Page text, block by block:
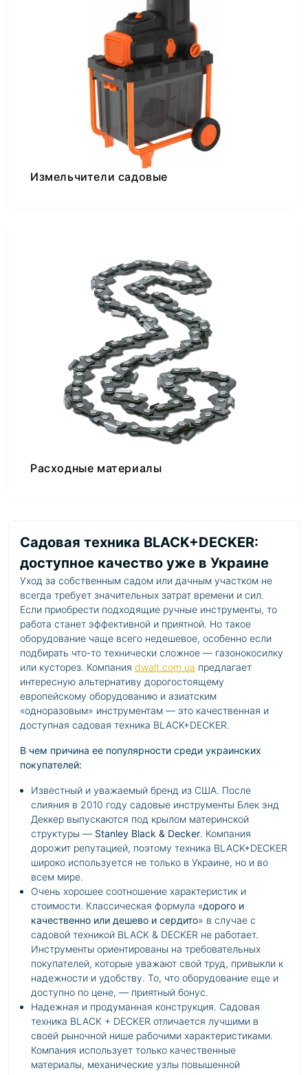
Измельчители садовые
Расходные материалы
Садовая техника BLACK+DECKER:
доступное качество уже в Украине
Уход за собственным садом или дачным участком не
всегда требует значительных затрат времени и сил.
Если приобрести подходящие ручные инструменты, то
работа станет эффективной и приятной. Но такое
оборудование чаще всего недешевое, особенно если
подбирать что-то технически сложное — газонокосилку
или кусторез. Компания dwalt.com.ua предлагает
интересную альтернативу дорогостоящему
европейскому оборудованию и азиатским
«одноразовым» инструментам — это качественная и
доступная садовая техника BLACK+DECKER.
В чем причина ее популярности среди украинских
покупателей:
Известный и уважаемый бренд из США. После
слияния в 2010 году садовые инструменты Блек энд
Деккер выпускаются под крылом материнской
структуры — Stanley Black & Decker. Компания
дорожит репутацией, поэтому техника BLACK+DECKER
широко используется не только в Украине, но и во
всем мире.
Очень хорошее соотношение характеристик и
стоимости. Классическая формула «дорого и
качественно или дешево и сердито» в случае с
садовой техникой BLACK & DECKER не работает.
Инструменты ориентированы на требовательных
покупателей, которые уважают свой труд, привыкли к
надежности и удобству. То, что оборудование еще и
доступно по цене, — приятный бонус.
Надежная и продуманная конструкция. Садовая
техника BLACK + DECKER отличается лучшими в
своей рыночной нише рабочими характеристиками.
Компания использует только качественные
материалы, механические узлы повышенной